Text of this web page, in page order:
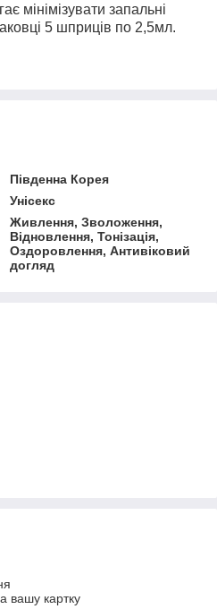
мінімізувати запальні
5 шприців по 2,5мл.
Південна Корея
Унісекс
Живлення, Зволоження,
Відновлення, Тонізація,
Оздоровлення, Антивіковий
догляд
вашу картку